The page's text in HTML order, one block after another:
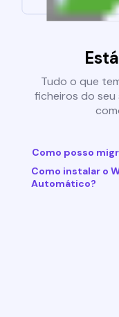
Tudo o que
ficheiros do seu
Como posso
Como instalar o
Automático?